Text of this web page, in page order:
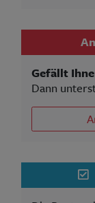
Gefällt
Dann